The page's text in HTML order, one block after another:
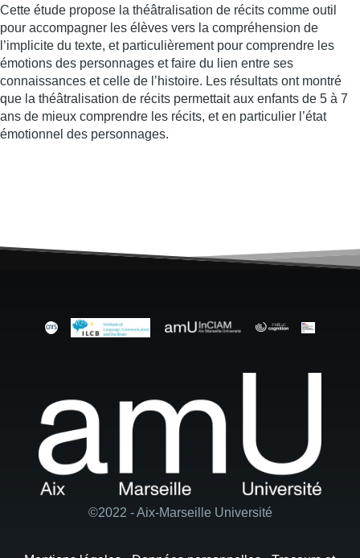
Cette étude propose la théâtralisation de récits comme outil
pour accompagner les élèves vers la compréhension de
l’implicite du texte, et particulièrement pour comprendre les
émotions des personnages et faire du lien entre ses
connaissances et celle de l’histoire. Les résultats ont montré
que la théâtralisation de récits permettait aux enfants de 5 à 7
ans de mieux comprendre les récits, et en particulier l’état
émotionnel des personnages.
©2022 - Aix-Marseille Université